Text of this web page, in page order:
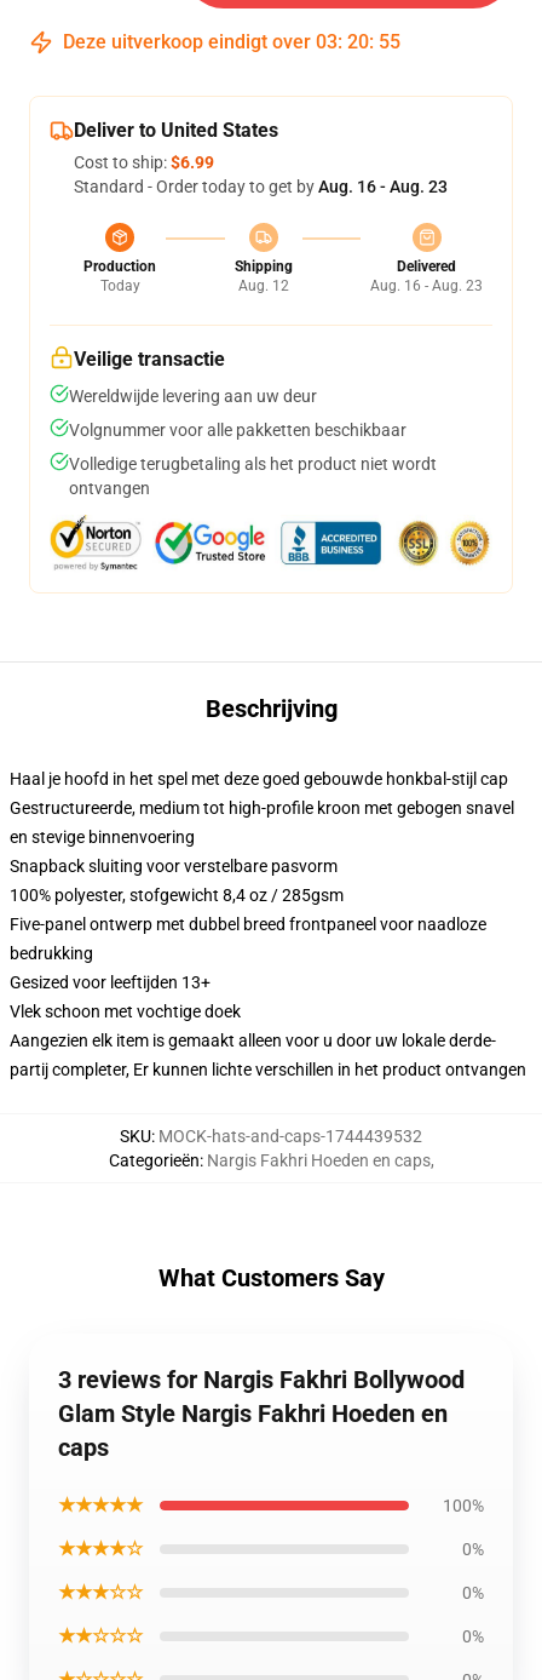
Deze uitverkoop eindigt over 03: 20: 54
Deliver to United States
Cost to ship:$6.99
Standard - Order today to get byAug. 16 - Aug. 23
Production
Today
Shipping
Aug. 12
Delivered
Aug. 16 - Aug. 23
Veilige transactie
Wereldwijde levering aan uw deur
Volgnummer voor alle pakketten beschikbaar
Volledige terugbetaling als het product niet wordt
ontvangen
Beschrijving
Haal je hoofd in het spel met deze goed gebouwde honkbal-stijl cap
Gestructureerde, medium tot high-profile kroon met gebogen snavel
en stevige binnenvoering
Snapback sluiting voor verstelbare pasvorm
100% polyester, stofgewicht 8,4 oz / 285gsm
Five-panel ontwerp met dubbel breed frontpaneel voor naadloze
bedrukking
Gesized voor leeftijden 13+
Vlek schoon met vochtige doek
Aangezien elk item is gemaakt alleen voor u door uw lokale derde-
partij completer, Er kunnen lichte verschillen in het product ontvangen
SKU: MOCK-hats-and-caps-1744439532
Categorieën: Nargis Fakhri Hoeden en caps,
What Customers Say
3 reviews for Nargis Fakhri Bollywood
Glam Style Nargis Fakhri Hoeden en
caps
★★★★★ 100%
★★★★☆ 0%
★★★☆☆ 0%
★★☆☆☆ 0%